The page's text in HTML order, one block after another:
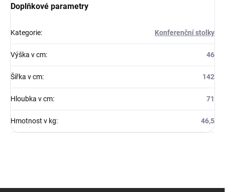
Doplňkové parametry
Kategorie: Konferenční stolky
Výška v cm: 46
Šířka v cm: 142
Hloubka v cm: 71
Hmotnost v kg: 46,5